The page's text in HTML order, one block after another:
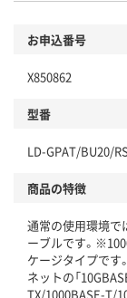
お申込番号
X850862
型番
LD-GPAT/BU20/RS
商品の特徴
通常の使用環境で
ーブルです。
ケージタイプです
ネットの「
TX/1000BASE-T/